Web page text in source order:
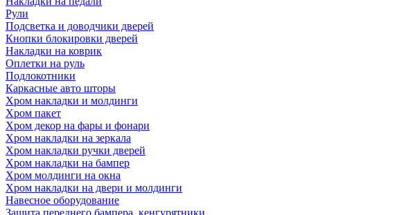
Рули
Подсветка и доводчики дверей
Кнопки блокировки дверей
Накладки на коврик
Оплетки на руль
Подлокотники
Каркасные авто шторы
Хром накладки и молдинги
Хром пакет
Хром декор на фары и фонари
Хром накладки на зеркала
Хром накладки ручки дверей
Хром накладки на бампер
Хром молдинги на окна
Хром накладки на двери и молдинги
Навесное оборудование
Защита переднего бампера, кенгурятники